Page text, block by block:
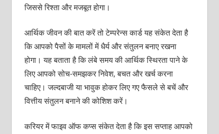
जिससे रिश्ता और मजबूत होगा।
आर्थिक जीवन की बात करें तो टेम्परेन्स कार्ड यह संकेत देता है
कि आपको पैसों के मामलों में धैर्य और संतुलन बनाए रखना
होगा। यह बताता है कि लंबे समय की आर्थिक स्थिरता पाने के
लिए आपको सोच-समझकर निवेश, बचत और खर्च करना
चाहिए। जल्दबाजी या भावुक होकर लिए गए फैसले से बचें और
वित्तीय संतुलन बनाने की कोशिश करें।
करियर में फाइव ऑफ कप्स संकेत देता है कि इस सप्ताह आपको